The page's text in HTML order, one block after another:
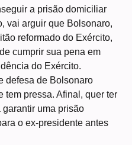
a prisão domiciliar
vai arguir que Bolsonaro,
reformado do Exército,
cumprir sua pena em
do Exército.
defesa de Bolsonaro
tem pressa. Afinal, quer ter
garantir uma prisão
o ex-presidente antes